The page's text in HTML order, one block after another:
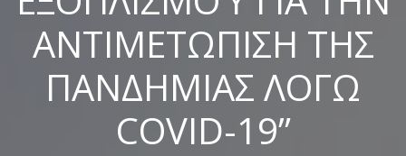
ΑΝΤΙΜΕΤΩΠΙΣΗ ΤΗΣ
ΠΑΝΔΗΜΙΑΣ ΛΟΓΩ
COVID-19”